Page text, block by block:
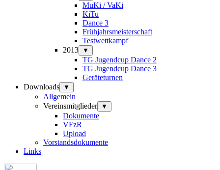
MuKi / VaKi
KiTu
Dance 3
Frühjahrsmeisterschaft
Testwettkampf
2013
▼
TG Jugendcup Dance 2
TG Jugendcup Dance 3
Geräteturnen
Downloads
▼
Allgemein
Vereinsmitglieder
▼
Dokumente
VFzR
Upload
Vorstandsdokumente
Links